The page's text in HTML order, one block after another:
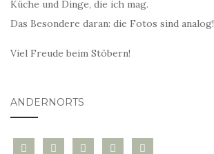
Küche und Dinge, die ich mag.
Das Besondere daran: die Fotos sind analog!
Viel Freude beim Stöbern!
ANDERNORTS
bloglovininstagramtwitter pinterest
mail